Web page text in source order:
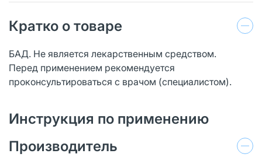
Кратко о товаре
БАД. Не является лекарственным средством.
Перед применением рекомендуется
проконсультироваться с врачом (специалистом).
Инструкция по применению
Производитель